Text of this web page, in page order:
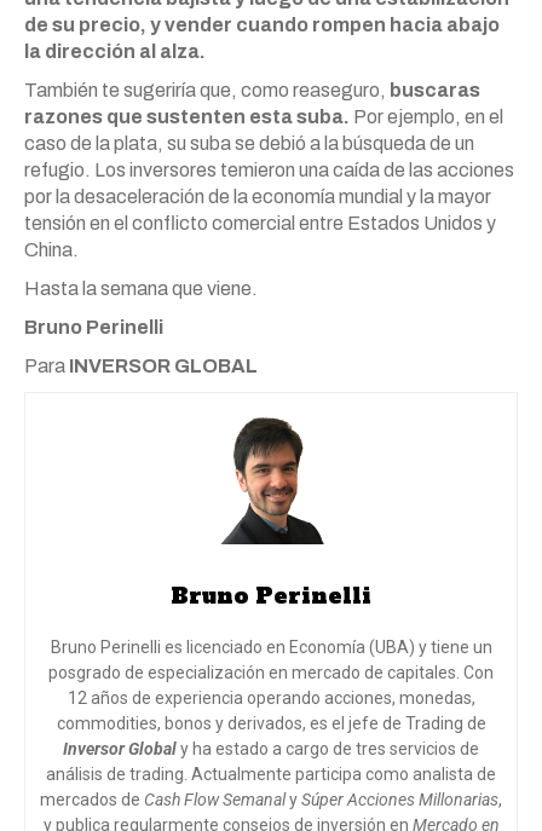
de su precio, y vender cuando rompen hacia abajo
la dirección al alza.
También te sugeriría que, como reaseguro, buscaras
razones que sustenten esta suba. Por ejemplo, en el
caso de la plata, su suba se debió a la búsqueda de un
refugio. Los inversores temieron una caída de las acciones
por la desaceleración de la economía mundial y la mayor
tensión en el conflicto comercial entre Estados Unidos y
China.
Hasta la semana que viene.
Bruno Perinelli
Para INVERSOR GLOBAL
Bruno Perinelli
Bruno Perinelli es licenciado en Economía (UBA) y tiene un
posgrado de especialización en mercado de capitales. Con
12 años de experiencia operando acciones, monedas,
commodities, bonos y derivados, es el jefe de Trading de
Inversor Globaly ha estado a cargo de tres servicios de
análisis de trading. Actualmente participa como analista de
mercados de Cash Flow SemanalySúper Acciones Millonarias,
y publica regularmente consejos de inversión en Mercado en